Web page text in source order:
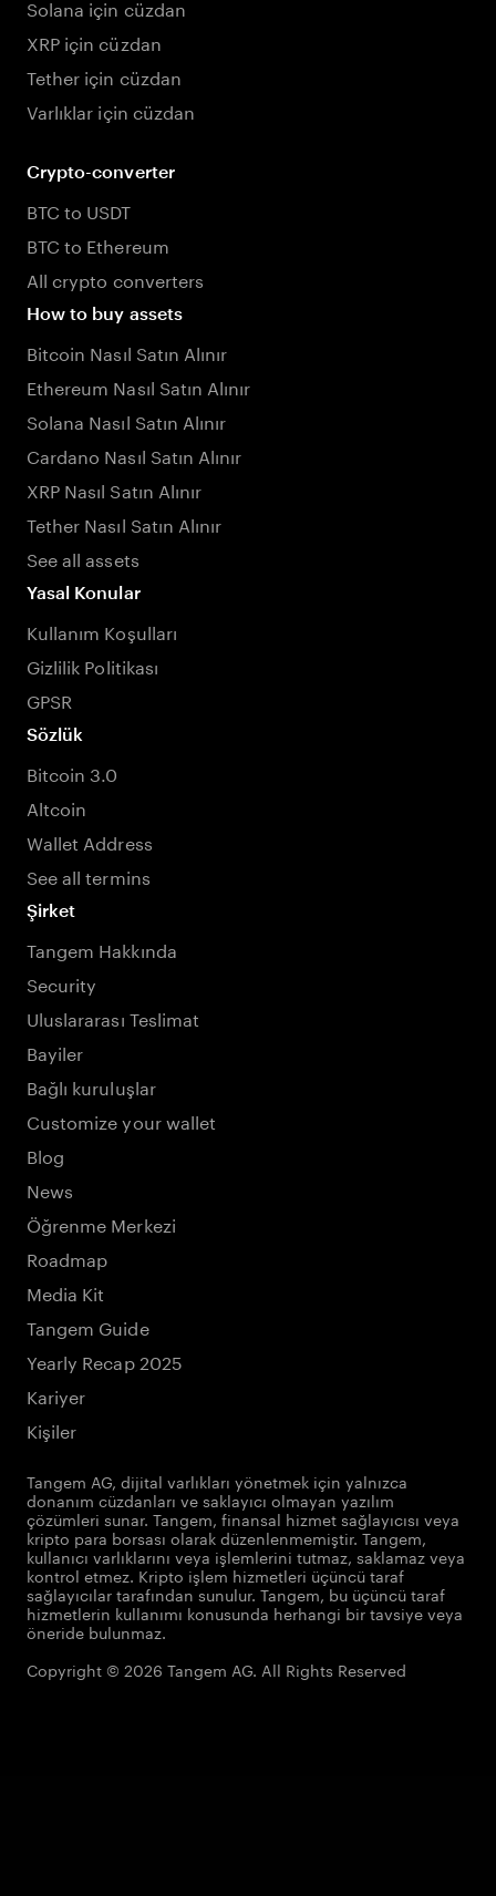
Solana için cüzdan
XRP için cüzdan
Tether için cüzdan
Varlıklar için cüzdan
Crypto-converter
BTC to USDT
BTC to Ethereum
All crypto converters
How to buy assets
Bitcoin Nasıl Satın Alınır
Ethereum Nasıl Satın Alınır
Solana Nasıl Satın Alınır
Cardano Nasıl Satın Alınır
XRP Nasıl Satın Alınır
Tether Nasıl Satın Alınır
See all assets
Yasal Konular
Kullanım Koşulları
Gizlilik Politikası
GPSR
Sözlük
Bitcoin 3.0
Altcoin
Wallet Address
See all termins
Şirket
Tangem Hakkında
Security
Uluslararası Teslimat
Bayiler
Bağlı kuruluşlar
Customize your wallet
Blog
News
Öğrenme Merkezi
Roadmap
Media Kit
Tangem Guide
Yearly Recap 2025
Kariyer
Kişiler
Tangem AG, dijital varlıkları yönetmek için yalnızca
donanım cüzdanları ve saklayıcı olmayan yazılım
çözümleri sunar. Tangem, finansal hizmet sağlayıcısı veya
kripto para borsası olarak düzenlenmemiştir. Tangem,
kullanıcı varlıklarını veya işlemlerini tutmaz, saklamaz veya
kontrol etmez. Kripto işlem hizmetleri üçüncü taraf
sağlayıcılar tarafından sunulur. Tangem, bu üçüncü taraf
hizmetlerin kullanımı konusunda herhangi bir tavsiye veya
öneride bulunmaz.